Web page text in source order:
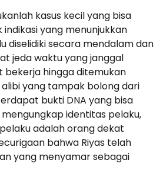
kasus kecil yang bisa
indikasi yang menunjukkan
diselidiki secara mendalam dan
jeda waktu yang janggal
hingga ditemukan
yang tampak bolong dari
bukti DNA yang bisa
identitas pelaku,
adalah orang dekat
bahwa Riyas telah
yang menyamar sebagai